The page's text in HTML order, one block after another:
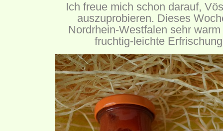
Ich freue mich schon darauf,
auszuprobieren. Dieses
Nordrhein-Westfalen sehr
fruchtig-leichte